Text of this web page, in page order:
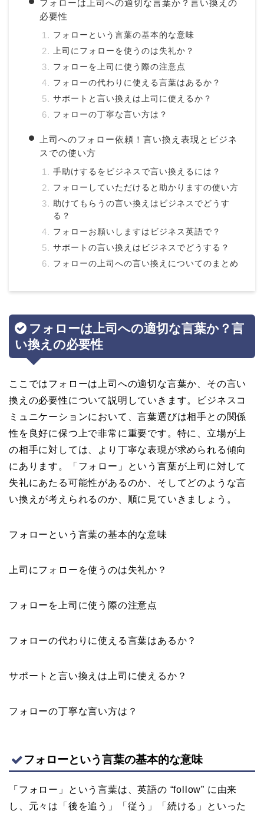
フォローは上司への適切な言葉か？言い換えの
必要性
フォローという言葉の基本的な意味
上司にフォローを使うのは失礼か？
フォローを上司に使う際の注意点
フォローの代わりに使える言葉はあるか？
サポートと言い換えは上司に使えるか？
フォローの丁寧な言い方は？
上司へのフォロー依頼！言い換え表現とビジネ
スでの使い方
手助けするをビジネスで言い換えるには？
フォローしていただけると助かりますの使い方
助けてもらうの言い換えはビジネスでどうす
る？
フォローお願いしますはビジネス英語で？
サポートの言い換えはビジネスでどうする？
フォローの上司への言い換えについてのまとめ
フォローは上司への適切な言葉か？言
い換えの必要性
ここではフォローは上司への適切な言葉か、その言い
換えの必要性について説明していきます。ビジネスコ
ミュニケーションにおいて、言葉選びは相手との関係
性を良好に保つ上で非常に重要です。特に、立場が上
の相手に対しては、より丁寧な表現が求められる傾向
にあります。「フォロー」という言葉が上司に対して
失礼にあたる可能性があるのか、そしてどのような言
い換えが考えられるのか、順に見ていきましょう。
フォローという言葉の基本的な意味
上司にフォローを使うのは失礼か？
フォローを上司に使う際の注意点
フォローの代わりに使える言葉はあるか？
サポートと言い換えは上司に使えるか？
フォローの丁寧な言い方は？
フォローという言葉の基本的な意味
「フォロー」という言葉は、英語の “follow” に由来
し、元々は「後を追う」「従う」「続ける」といった